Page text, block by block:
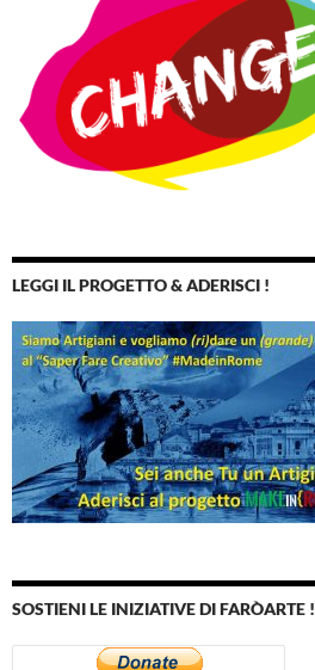
LEGGI IL PROGETTO & ADERISCI !
SOSTIENI LE INIZIATIVE DI FARÒARTE !